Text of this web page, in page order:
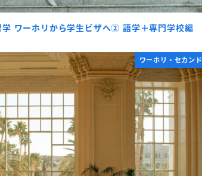
学 ワーホリから学生ビザへ② 語学＋専門学校編
ワーホリ・セカンド